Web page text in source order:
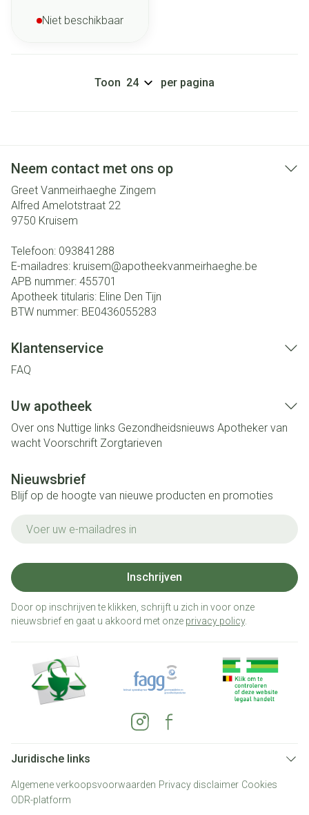
Niet beschikbaar
Toon per pagina
Neem contact met ons op
Greet Vanmeirhaeghe Zingem
Alfred Amelotstraat 22
9750 Kruisem
Telefoon: 093841288
E-mailadres: kruisem@apotheekvanmeirhaeghe.be
APB nummer: 455701
Apotheek titularis: Eline Den Tijn
BTW nummer: BE0436055283
Klantenservice
FAQ
Uw apotheek
Over ons Nuttige links Gezondheidsnieuws Apotheker van
wacht Voorschrift Zorgtarieven
Nieuwsbrief
Blijf op de hoogte van nieuwe producten en promoties
Inschrijven
Door op inschrijven te klikken, schrijft u zich in voor onze
nieuwsbrief en gaat u akkoord met onze privacy policy.
Juridische links
Algemene verkoopsvoorwaarden Privacy disclaimer Cookies
ODR-platform